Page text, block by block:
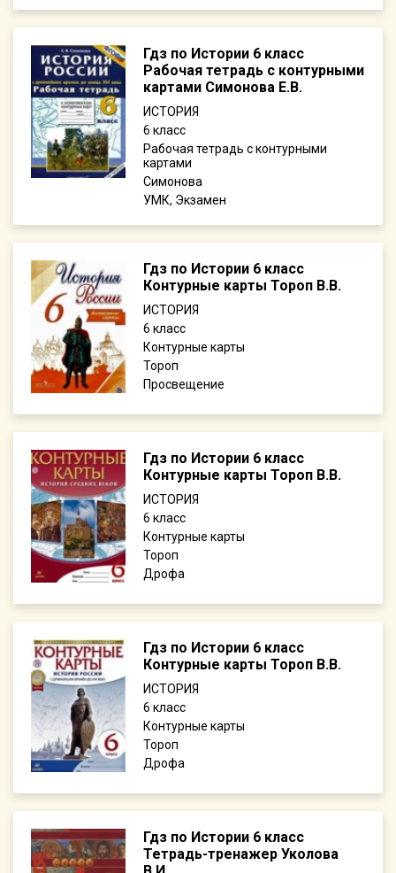
Гдз по Истории 6 класс
Рабочая тетрадь с контурными
картами Симонова Е.В.
ИСТОРИЯ
6
Рабочая тетрадь с контурными
картами
Симонова
УМК, Экзамен
Гдз по Истории 6 класс
Контурные карты Тороп В.В.
ИСТОРИЯ
6
Контурные карты
Тороп
Просвещение
Гдз по Истории 6 класс
Контурные карты Тороп В.В.
ИСТОРИЯ
6
Контурные карты
Тороп
Дрофа
Гдз по Истории 6 класс
Контурные карты Тороп В.В.
ИСТОРИЯ
6
Контурные карты
Тороп
Дрофа
Гдз по Истории 6 класс
Тетрадь-тренажер Уколова